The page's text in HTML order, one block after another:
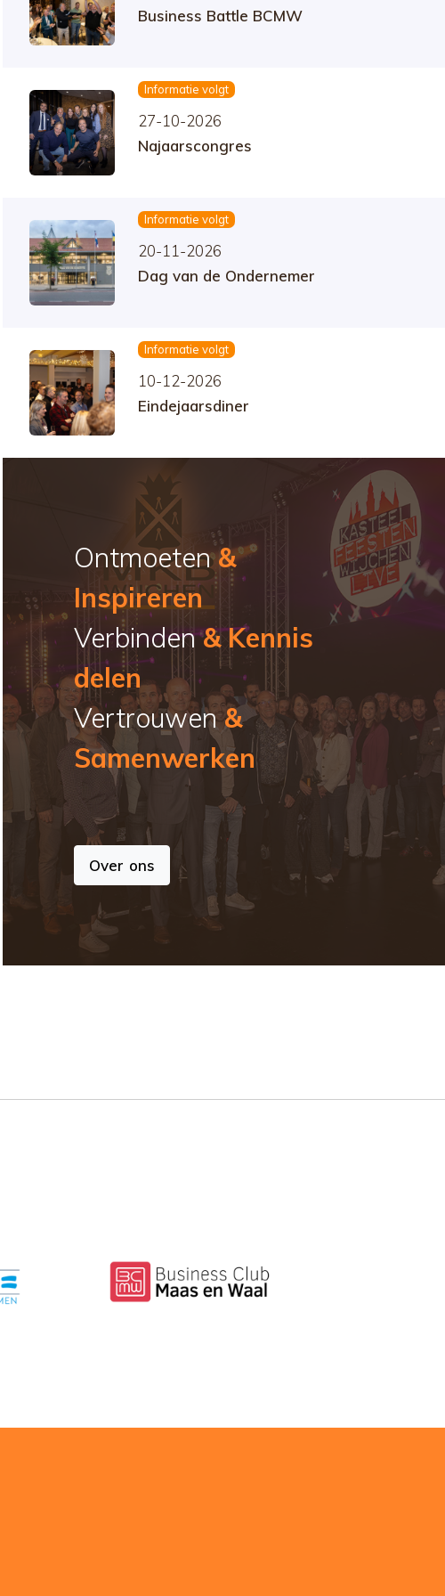
Business Battle BCMW
Informatie volgt
27-10-2026
Najaarscongres
Informatie volgt
20-11-2026
Dag van de Ondernemer
Informatie volgt
10-12-2026
Eindejaarsdiner
Ontmoeten&
Inspireren
Verbinden& Kennis
delen
Vertrouwen&
Samenwerken
Over ons